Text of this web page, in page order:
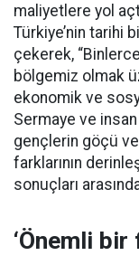
maliyetlere yol
Türkiye’nin tarihi
çekerek,
bölgemiz olmak
ekonomik ve
Sermaye ve insan
gençlerin göçü
farklarının
sonuçları
‘Önemli bir